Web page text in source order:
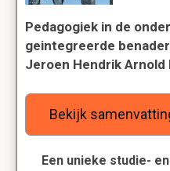
Pedagogiek in de
geintegreerde
Jeroen Hendrik Arnold
Bekijk
Een unieke studie-